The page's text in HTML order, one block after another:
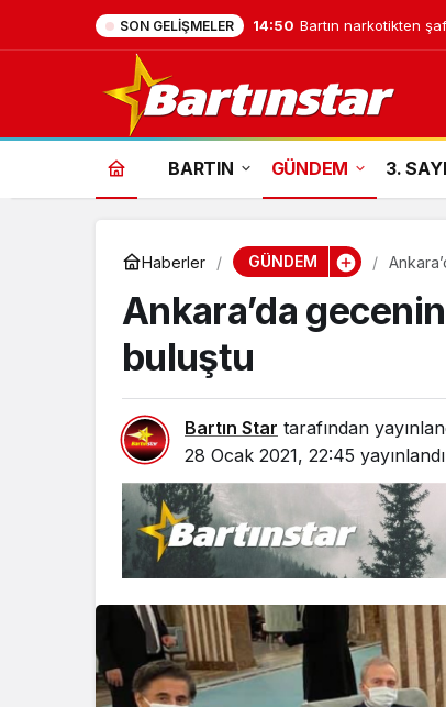
SON GELIŞMELER 14:50 Bartın narkotikten
BARTIN GÜNDEM 3.
Haberler GÜNDEM
Ankara’da
buluştu
Bartın Star tarafından
28 Ocak 2021, 22:45 yayınlandı